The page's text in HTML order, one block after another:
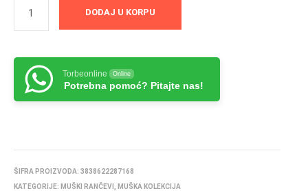
DODAJ U KORPU
Torbeonline Online
Potrebna pomoć? Pitajte nas!
ŠIFRA PROIZVODA: 3838622287168
KATEGORIJE: MUŠKI RANČEVI
MUŠKA KOLEKCIJA